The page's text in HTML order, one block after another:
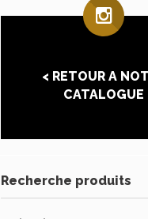
< RETOUR A
CATALOGUE
Recherche produits